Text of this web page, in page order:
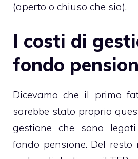
(aperto o chiuso che sia).
I costi di
fondo
Dicevamo che il primo
sarebbe stato proprio
gestione che sono
fondo pensione. Del